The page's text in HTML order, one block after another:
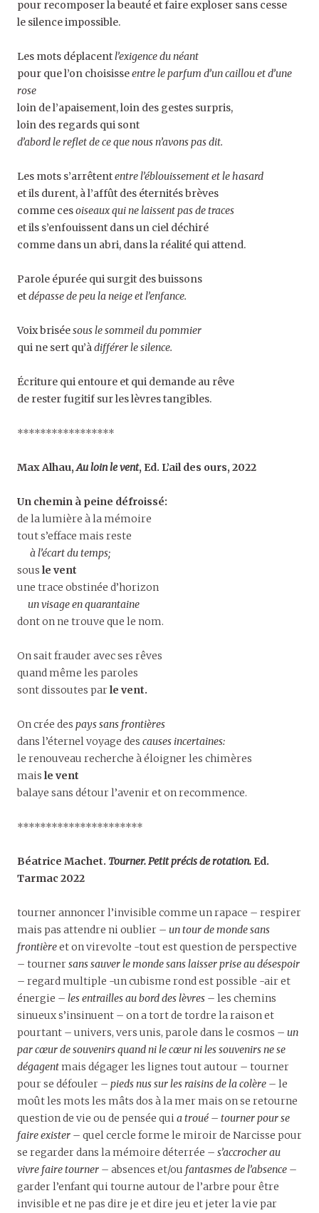
pour recomposer la beauté et faire exploser sans cesse
le silence impossible.
Les mots déplacentl’exigence du néant
pour que l’on choisisseentre le parfum d’un caillou et d’une
rose
loin de l’apaisement, loin des gestes surpris,
loin des regards qui sont
d’abord le reflet de ce que nous n’avons pas dit.
Les mots s’arrêtententre l’éblouissement et le hasard
et ils durent, à l’affût des éternités brèves
comme cesoiseaux qui ne laissent pas de traces
et ils s’enfouissent dans un ciel déchiré
comme dans un abri, dans la réalité qui attend.
Parole épurée qui surgit des buissons
etdépasse de peu la neige et l’enfance.
Voix briséesous le sommeil du pommier
qui ne sert qu’àdifférer le silence.
Écriture qui entoure et qui demande au rêve
de rester fugitif sur les lèvres tangibles.
*****************
Max Alhau,Au loin le vent, Ed. L’ail des ours, 2022
Un chemin à peine défroissé:
de la lumière à la mémoire
tout s’efface mais reste
à l’écart du temps;
sous le vent
une trace obstinée d’horizon
un visage en quarantaine
dont on ne trouve que le nom.
On sait frauder avec ses rêves
quand même les paroles
sont dissoutes parle vent.
On crée des pays sans frontières
dans l’éternel voyage des causes incertaines:
le renouveau recherche à éloigner les chimères
mais le vent
balaye sans détour l’avenir et on recommence.
**********************
Béatrice Machet. Tourner. Petit précis de rotation. Ed.
Tarmac 2022
tourner annoncer l’invisible comme un rapace – respirer
mais pas attendre ni oublier – un tour de monde sans
frontièreet on virevolte -tout est question de perspective
– tournersans sauver le monde sans laisser prise au désespoir
– regard multiple -un cubisme rond est possible -air et
énergie – les entrailles au bord des lèvres – les chemins
sinueux s’insinuent – on a tort de tordre la raison et
pourtant – univers, vers unis, parole dans le cosmos – un
par cœur de souvenirs quand ni le cœur ni les souvenirs ne se
dégagentmais dégager les lignes tout autour – tourner
pour se défouler – pieds nus sur les raisins de la colère – le
moût les mots les mâts dos à la mer mais on se retourne
question de vie ou de pensée quia troué – tourner pour se
faire exister – quel cercle forme le miroir de Narcisse pour
se regarder dans la mémoire déterrée – s’accrocher au
vivre faire tourner – absences et/ou fantasmes de l’absence –
garder l’enfant qui tourne autour de l’arbre pour être
invisible et ne pas dire je et dire jeu et jeter la vie par